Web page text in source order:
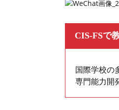
CIS-FSで
国際学校の
専門能力開